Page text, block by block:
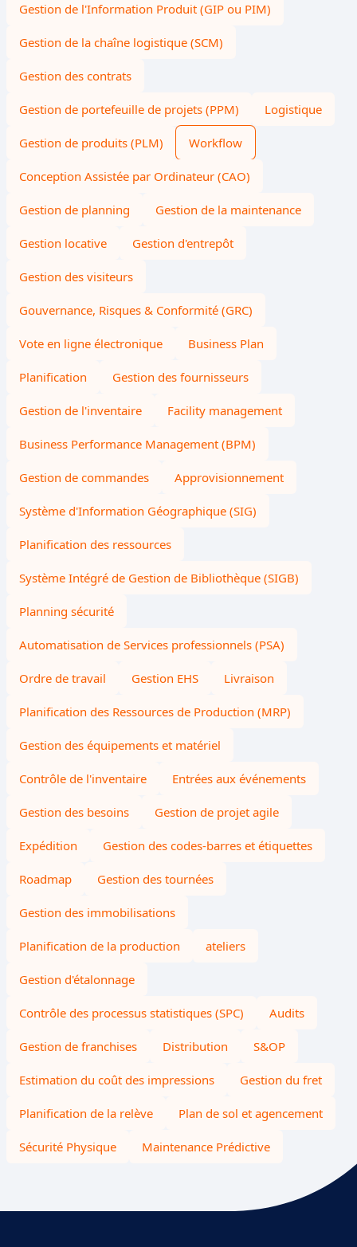
Gestion de l'Information Produit (GIP ou PIM)
Gestion de la chaîne logistique (SCM)
Gestion des contrats
Gestion de portefeuille de projets (PPM) Logistique
Gestion de produits (PLM) Workflow
Conception Assistée par Ordinateur (CAO)
Gestion de planning Gestion de la maintenance
Gestion locative Gestion d'entrepôt
Gestion des visiteurs
Gouvernance, Risques & Conformité (GRC)
Vote en ligne électronique Business Plan
Planification Gestion des fournisseurs
Gestion de l'inventaire Facility management
Business Performance Management (BPM)
Gestion de commandes Approvisionnement
Système d'Information Géographique (SIG)
Planification des ressources
Système Intégré de Gestion de Bibliothèque (SIGB)
Planning sécurité
Automatisation de Services professionnels (PSA)
Ordre de travail Gestion EHS Livraison
Planification des Ressources de Production (MRP)
Gestion des équipements et matériel
Contrôle de l'inventaire Entrées aux événements
Gestion des besoins Gestion de projet agile
Expédition Gestion des codes-barres et étiquettes
Roadmap Gestion des tournées
Gestion des immobilisations
Planification de la production ateliers
Gestion d'étalonnage
Contrôle des processus statistiques (SPC) Audits
Gestion de franchises Distribution S&OP
Estimation du coût des impressions Gestion du fret
Planification de la relève Plan de sol et agencement
Sécurité Physique Maintenance Prédictive